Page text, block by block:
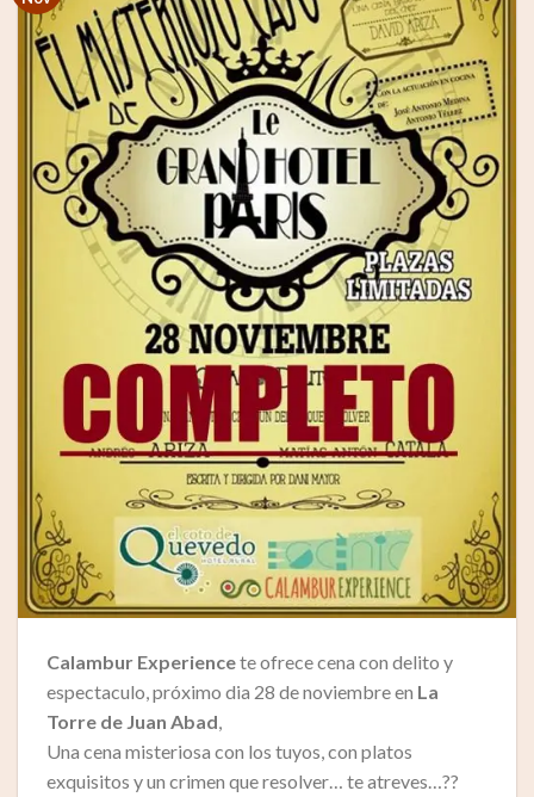
Calambur Experiencete ofrece cena con delito y
espectaculo, próximo dia 28 de noviembre en La
Torre de Juan Abad
Una cena misteriosa con los tuyos, con platos
exquisitos y un crimen que resolver… te atreves…??